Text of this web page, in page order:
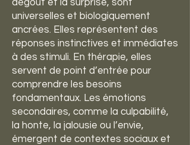
dégoût et la surprise, sont
universelles et biologiquement
ancrées. Elles représentent des
réponses instinctives et immédiates
à des stimuli. En thérapie, elles
servent de point d’entrée pour
comprendre les besoins
fondamentaux. Les émotions
secondaires, comme la culpabilité,
la honte, la jalousie ou l’envie,
émergent de contextes sociaux et